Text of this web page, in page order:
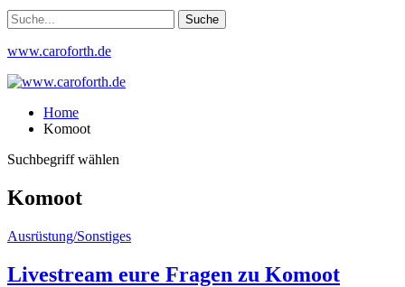
www.caroforth.de
Home
Komoot
Suchbegriff wählen
Komoot
Ausrüstung/Sonstiges
Livestream eure Fragen zu Komoot